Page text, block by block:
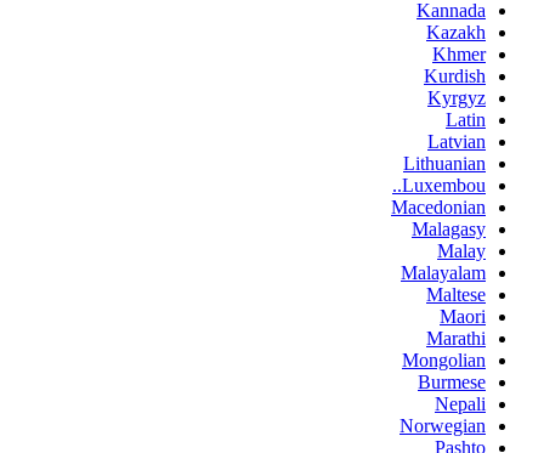
Kannada
Kazakh
Khmer
Kurdish
Kyrgyz
Latin
Latvian
Lithuanian
Luxembou..
Macedonian
Malagasy
Malay
Malayalam
Maltese
Maori
Marathi
Mongolian
Burmese
Nepali
Norwegian
Pashto